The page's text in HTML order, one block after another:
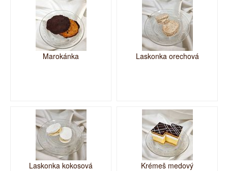
Marokánka Laskonka orechová
Laskonka kokosová Krémeš medový